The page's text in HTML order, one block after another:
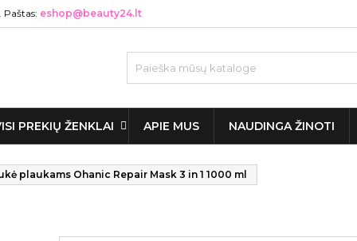
Paštas: eshop@beauty24.lt
PREKIŲ ŽENKLAI APIE MUS NAUDINGA ŽINOTI
plaukams Ohanic Repair Mask 3 in 1 1000 ml